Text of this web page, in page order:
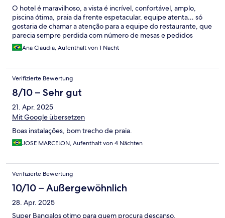
O hotel é maravilhoso, a vista é incrível, confortável, amplo,
piscina ótima, praia da frente espetacular, equipe atenta… só
gostaria de chamar a atenção para a equipe do restaurante, que
parecia sempre perdida com número de mesas e pedidos
Ana Claudia, Aufenthalt von 1 Nacht
Verifizierte Bewertung
8/10 – Sehr gut
21. Apr. 2025
Mit Google übersetzen
Boas instalações, bom trecho de praia.
JOSE MARCELON, Aufenthalt von 4 Nächten
Verifizierte Bewertung
10/10 – Außergewöhnlich
28. Apr. 2025
Super Bangalos otimo para quem procura descanso.